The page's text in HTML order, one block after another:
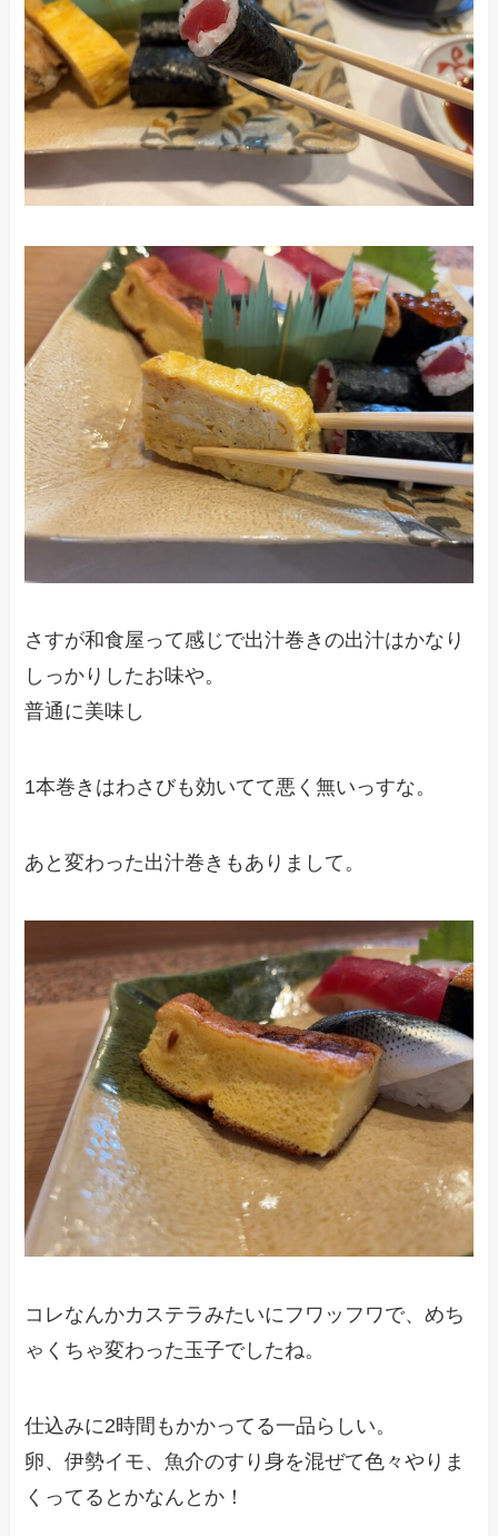
さすが和食屋って感じで出汁巻きの出汁はかなり
しっかりしたお味や。
普通に美味し
1本巻きはわさびも効いてて悪く無いっすな。
あと変わった出汁巻きもありまして。
コレなんかカステラみたいにフワッフワで、めち
ゃくちゃ変わった玉子でしたね。
仕込みに2時間もかかってる一品らしい。
卵、伊勢イモ、魚介のすり身を混ぜて色々やりま
くってるとかなんとか！